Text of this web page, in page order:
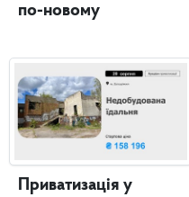
по-новому
Приватизація у